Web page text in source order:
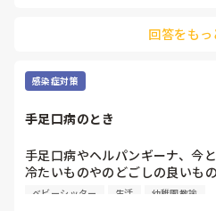
回答をもっ
感染症対策
手足口病のとき
手足口病やヘルパンギーナ、今
冷たいものやのどごしの良いも
口内が痛くて食べられない子に
ベビーシッター 生活 幼稚園教諭